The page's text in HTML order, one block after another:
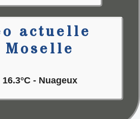
actuelle
Moselle
16.3°C - Nuageux